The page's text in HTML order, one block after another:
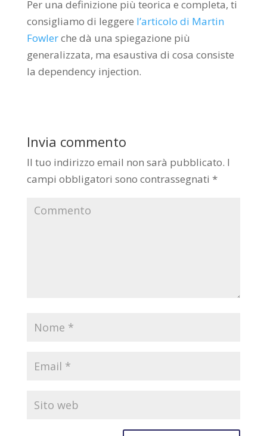
Per una definizione più teorica e completa, ti
consigliamo di leggere l’articolo di Martin
Fowlerche dà una spiegazione più
generalizzata, ma esaustiva di cosa consiste
la dependency injection.
Invia commento
Il tuo indirizzo email non sarà pubblicato. I
campi obbligatori sono contrassegnati *